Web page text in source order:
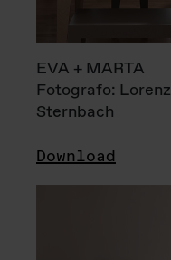
EVA + MARTA
Fotografo: Lorenz
Sternbach
Download